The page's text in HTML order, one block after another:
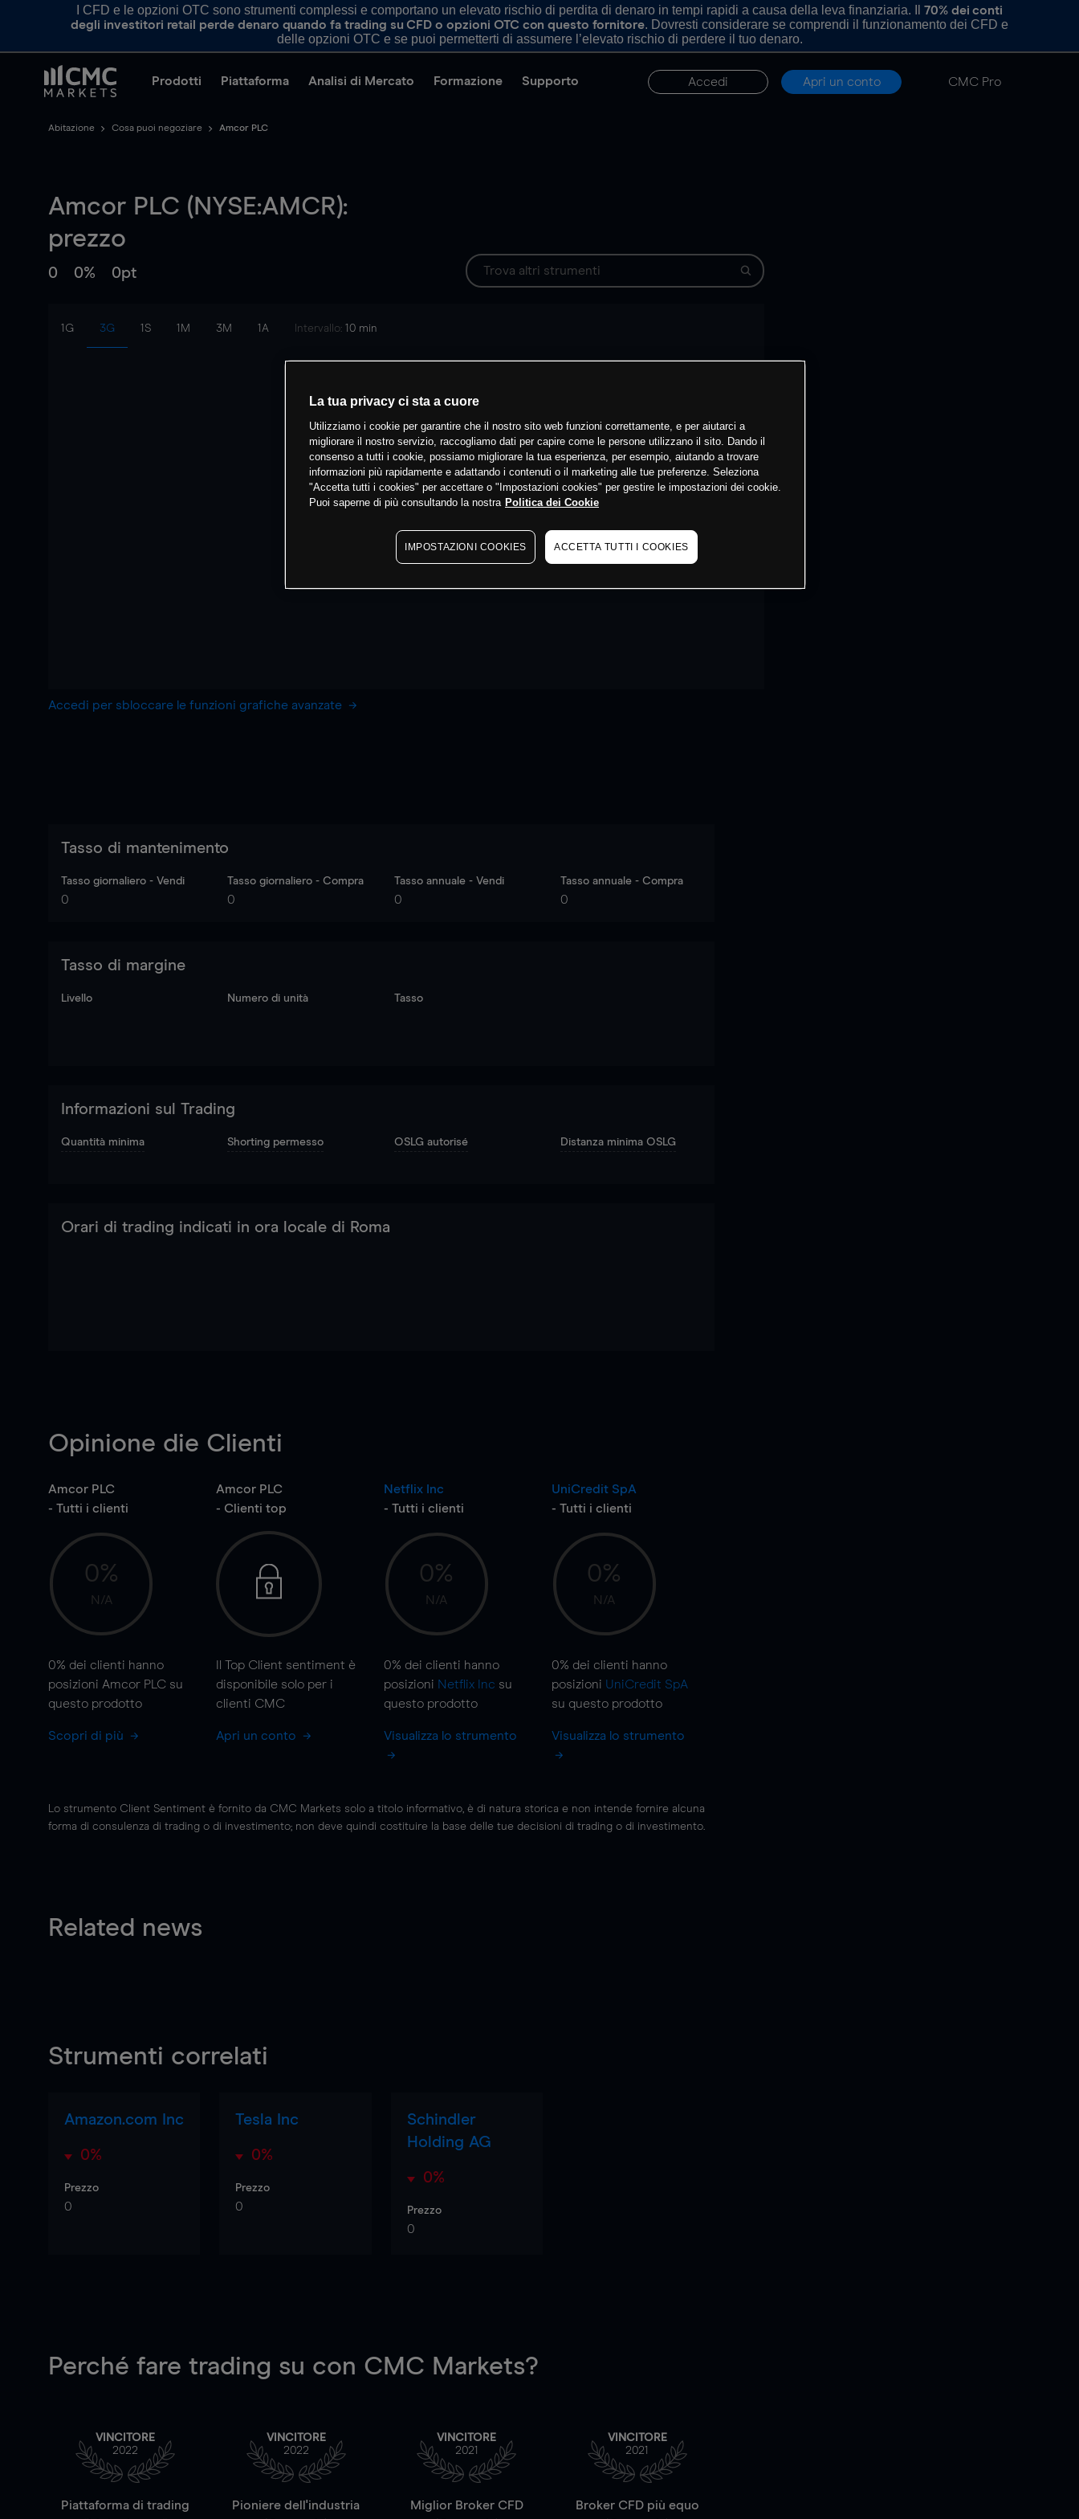
I CFD e le opzioni OTC sono strumenti complessi e comportano un elevato rischio di perdita di denaro in tempi rapidi a causa della leva finanziaria. Il 70% dei conti
degli investitori retail perde denaro quando fa trading su CFD o opzioni OTC con questo fornitore. Dovresti considerare se comprendi il funzionamento dei CFD e
delle opzioni OTC e se puoi permetterti di assumere l’elevato rischio di perdere il tuo denaro.
Prodotti Piattaforma Analisi di Mercato Formazione Supporto Accedi Apri un conto CMC Pro
Abitazione Cosa puoi negoziare Amcor PLC
Amcor PLC (NYSE:AMCR):
prezzo
0 0% 0pt
1G 3G 1S 1M 3M 1A Intervallo: 10 min
Accedi per sbloccare le funzioni grafiche avanzate
Tasso di mantenimento
Tasso giornaliero - Vendi
0
Tasso giornaliero - Compra
0
Tasso annuale - Vendi
0
Tasso annuale - Compra
0
Tasso di margine
Livello Numero di unità Tasso
Informazioni sul Trading
Quantità minima Shorting permesso OSLG autorisé Distanza minima OSLG
Orari di trading indicati in ora locale di Roma
Opinione die Clienti
Amcor PLC
- Tutti i clienti
0%
N/A
0% dei clienti hanno
posizioni Amcor PLC su
questo prodotto
Scopri di più
Amcor PLC
- Clienti top
Il Top Client sentiment è
disponibile solo per i
clienti CMC
Apri un conto
Netflix Inc
- Tutti i clienti
0%
N/A
0% dei clienti hanno
posizioni Netflix Inc su
questo prodotto
Visualizza lo strumento
UniCredit SpA
- Tutti i clienti
0%
N/A
0% dei clienti hanno
posizioni UniCredit SpA
su questo prodotto
Visualizza lo strumento
Lo strumento Client Sentiment è fornito da CMC Markets solo a titolo informativo, è di natura storica e non intende fornire alcuna
forma di consulenza di trading o di investimento; non deve quindi costituire la base delle tue decisioni di trading o di investimento.
Related news
Strumenti correlati
Amazon.com Inc
0%
Prezzo
0
Tesla Inc
0%
Prezzo
0
Schindler
Holding AG
0%
Prezzo
0
Perché fare trading su con CMC Markets?
VINCITORE
2022
Piattaforma di trading
VINCITORE
2022
Pioniere dell'industria
VINCITORE
2021
Miglior Broker CFD
VINCITORE
2021
Broker CFD più equo
La tua privacy ci sta a cuore
Utilizziamo i cookie per garantire che il nostro sito web funzioni correttamente, e per aiutarci a
migliorare il nostro servizio, raccogliamo dati per capire come le persone utilizzano il sito. Dando il
consenso a tutti i cookie, possiamo migliorare la tua esperienza, per esempio, aiutando a trovare
informazioni più rapidamente e adattando i contenuti o il marketing alle tue preferenze. Seleziona
"Accetta tutti i cookies" per accettare o "Impostazioni cookies" per gestire le impostazioni dei cookie.
Puoi saperne di più consultando la nostra Politica dei Cookie
IMPOSTAZIONI COOKIES ACCETTA TUTTI I COOKIES